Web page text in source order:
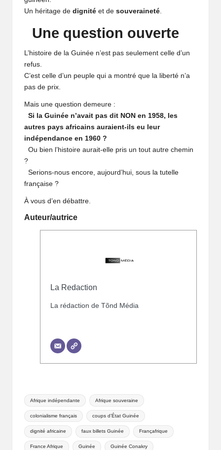
Un héritage de dignité et de souveraineté.
Une question ouverte
L’histoire de la Guinée n’est pas seulement celle d’un
refus.
C’est celle d’un peuple qui a montré que la liberté n’a
pas de prix.
Mais une question demeure :
Si la Guinée n’avait pas dit NON en 1958, les
autres pays africains auraient-ils eu leur
indépendance en 1960 ?
Ou bien l’histoire aurait-elle pris un tout autre chemin
?
Serions-nous encore, aujourd’hui, sous la tutelle
française ?
À vous d’en débattre.
Auteur/autrice
La Redaction
La rédaction de Tõnd Média
Afrique indépendante Afrique souveraine
colonialisme français coups d’État Guinée
dignité africaine faux billets Guinée Françafrique
France Afrique Guinée Guinée Conakry